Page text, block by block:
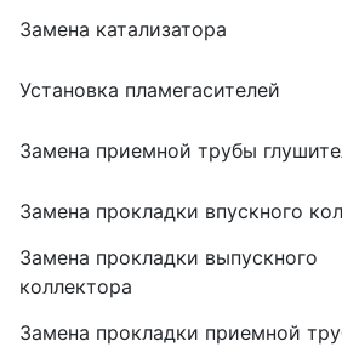
Замена катализатора
Установка пламегасителей
Замена приемной трубы
Замена прокладки впускного
Замена прокладки выпускного
коллектора
Замена прокладки приемной